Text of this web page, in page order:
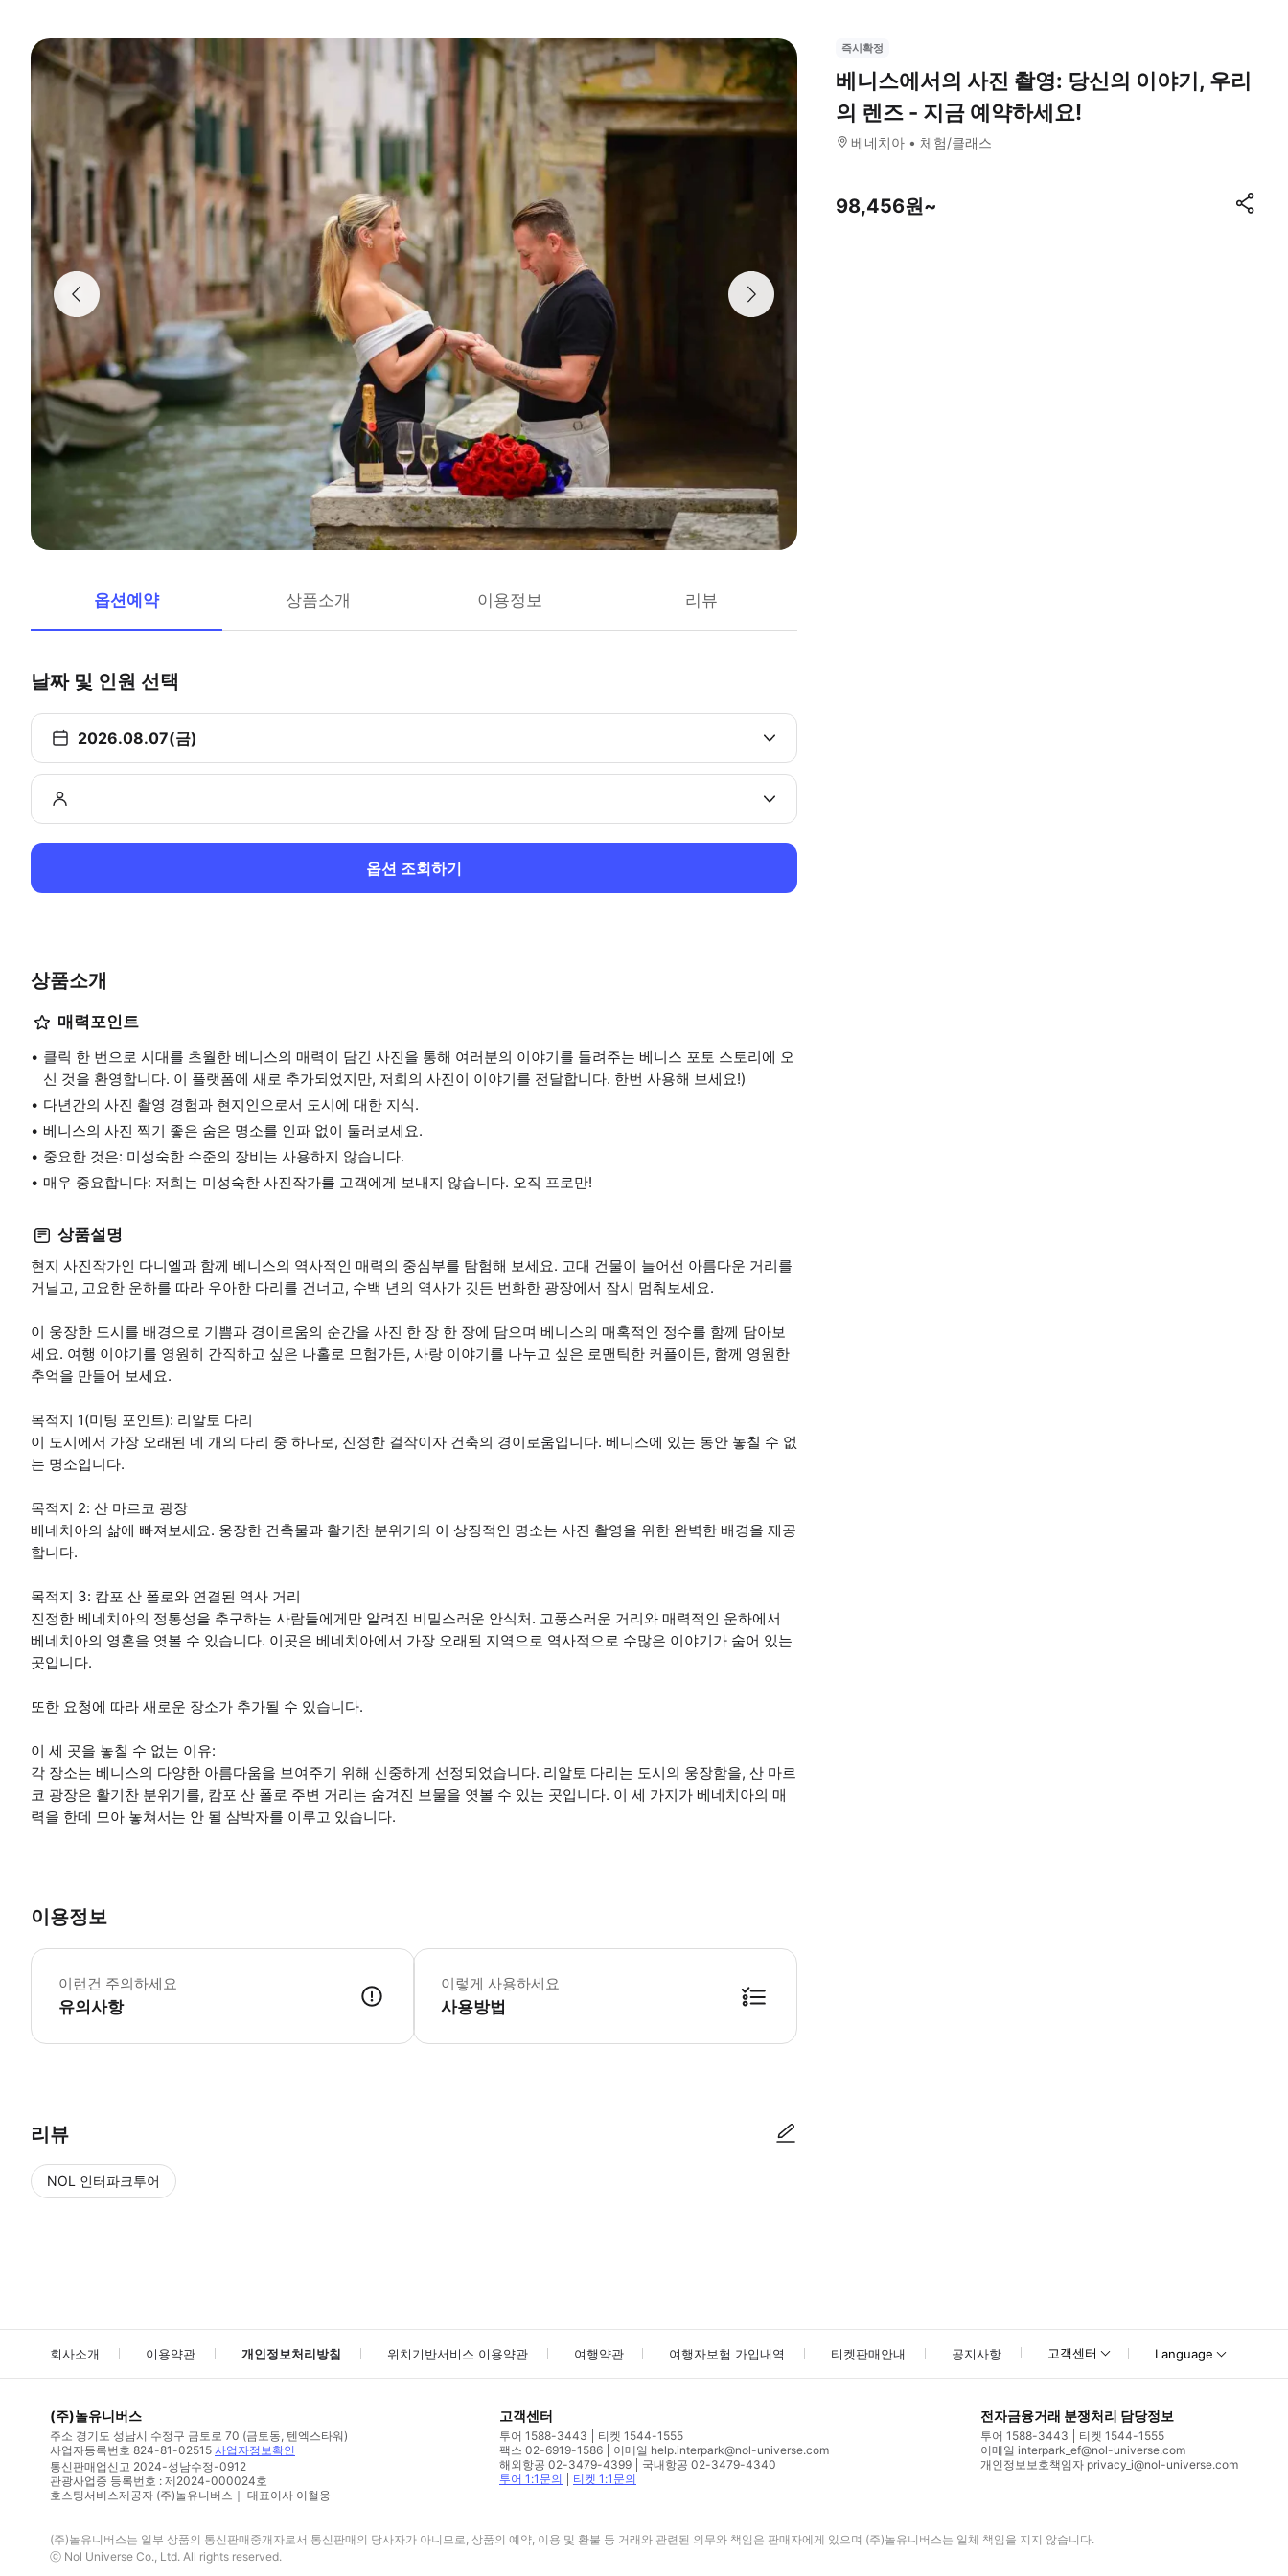
옵션예약 상품소개 이용정보 리뷰
날짜 및 인원 선택
2026.08.07(금)
옵션 조회하기
상품소개
매력포인트
클릭 한 번으로 시대를 초월한 베니스의 매력이 담긴 사진을 통해 여러분의 이야기를 들려주는 베니스 포토 스토리에 오
신 것을 환영합니다. 이 플랫폼에 새로 추가되었지만, 저희의 사진이 이야기를 전달합니다. 한번 사용해 보세요!)
다년간의 사진 촬영 경험과 현지인으로서 도시에 대한 지식.
베니스의 사진 찍기 좋은 숨은 명소를 인파 없이 둘러보세요.
중요한 것은: 미성숙한 수준의 장비는 사용하지 않습니다.
매우 중요합니다: 저희는 미성숙한 사진작가를 고객에게 보내지 않습니다. 오직 프로만!
상품설명
현지 사진작가인 다니엘과 함께 베니스의 역사적인 매력의 중심부를 탐험해 보세요. 고대 건물이 늘어선 아름다운 거리를
거닐고, 고요한 운하를 따라 우아한 다리를 건너고, 수백 년의 역사가 깃든 번화한 광장에서 잠시 멈춰보세요.
이 웅장한 도시를 배경으로 기쁨과 경이로움의 순간을 사진 한 장 한 장에 담으며 베니스의 매혹적인 정수를 함께 담아보
세요. 여행 이야기를 영원히 간직하고 싶은 나홀로 모험가든, 사랑 이야기를 나누고 싶은 로맨틱한 커플이든, 함께 영원한
추억을 만들어 보세요.
목적지 1(미팅 포인트): 리알토 다리
이 도시에서 가장 오래된 네 개의 다리 중 하나로, 진정한 걸작이자 건축의 경이로움입니다. 베니스에 있는 동안 놓칠 수 없
는 명소입니다.
목적지 2: 산 마르코 광장
베네치아의 삶에 빠져보세요. 웅장한 건축물과 활기찬 분위기의 이 상징적인 명소는 사진 촬영을 위한 완벽한 배경을 제공
합니다.
목적지 3: 캄포 산 폴로와 연결된 역사 거리
진정한 베네치아의 정통성을 추구하는 사람들에게만 알려진 비밀스러운 안식처. 고풍스러운 거리와 매력적인 운하에서
베네치아의 영혼을 엿볼 수 있습니다. 이곳은 베네치아에서 가장 오래된 지역으로 역사적으로 수많은 이야기가 숨어 있는
곳입니다.
또한 요청에 따라 새로운 장소가 추가될 수 있습니다.
이 세 곳을 놓칠 수 없는 이유:
각 장소는 베니스의 다양한 아름다움을 보여주기 위해 신중하게 선정되었습니다. 리알토 다리는 도시의 웅장함을, 산 마르
코 광장은 활기찬 분위기를, 캄포 산 폴로 주변 거리는 숨겨진 보물을 엿볼 수 있는 곳입니다. 이 세 가지가 베네치아의 매
력을 한데 모아 놓쳐서는 안 될 삼박자를 이루고 있습니다.
이용정보
이런건 주의하세요
유의사항
* 소요시간 : 60분 (옵션에 따라 소요 시간이 다를 수 있으니, 예약 시 확인 부탁드립니다.)
이렇게 사용하세요
사용방법
리뷰
NOL 인터파크투어
즉시확정
베니스에서의 사진 촬영: 당신의 이야기, 우리
의 렌즈 - 지금 예약하세요!
베네치아 체험/클래스
98,456원~
회사소개 이용약관 개인정보처리방침 위치기반서비스 이용약관 여행약관 여행자보험 가입내역 티켓판매안내 공지사항 고객센터 Language
(주)놀유니버스
주소 경기도 성남시 수정구 금토로 70 (금토동, 텐엑스타워)
사업자등록번호 824-81-02515 사업자정보확인
통신판매업신고 2024-성남수정-0912
관광사업증 등록번호 : 제2024-000024호
호스팅서비스제공자 (주)놀유니버스｜ 대표이사 이철웅
고객센터
투어 1588-3443
티켓 1544-1555
팩스 02-6919-1586
이메일 help.interpark@nol-universe.com
해외항공 02-3479-4399
국내항공 02-3479-4340
투어 1:1문의
티켓 1:1문의
전자금융거래 분쟁처리 담당정보
투어 1588-3443
티켓 1544-1555
이메일 interpark_ef@nol-universe.com
개인정보보호책임자 privacy_i@nol-universe.com
(주)놀유니버스는 일부 상품의 통신판매중개자로서 통신판매의 당사자가 아니므로, 상품의 예약, 이용 및 환불 등 거래와 관련된 의무와 책임은 판매자에게 있으며 (주)놀유니버스는 일체 책임을 지지 않습니다.
ⓒ Nol Universe Co., Ltd. All rights reserved.